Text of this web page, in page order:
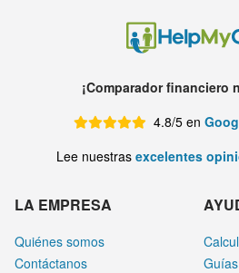
¡Comparador financiero
4.8/5 en
Lee nuestras excelentes
LA EMPRESA
Quiénes somos
Contáctanos